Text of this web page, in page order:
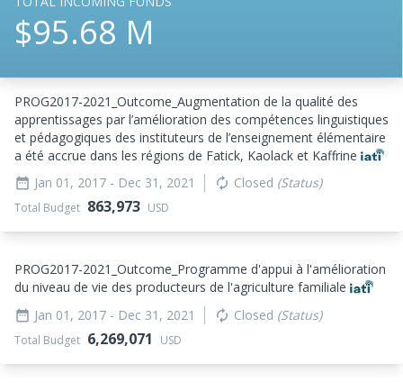
$95.68 M
PROG2017-2021_ Outcome_ Augmentation de la qualité des
apprentissages par l’amélioration des compétences linguistiques
et pédagogiques des instituteurs de l’enseignement élémentaire
a été accrue dans les régions de Fatick, Kaolack et Kaffrine
date_range Jan 01, 2017 - Dec 31, 2021 autorenew Closed (Status)
Total Budget 863,973 USD
PROG2017-2021_ Outcome_ Programme d'appui à l'amélioration
du niveau de vie des producteurs de l'agriculture familiale
date_range Jan 01, 2017 - Dec 31, 2021 autorenew Closed (Status)
Total Budget 6,269,071 USD